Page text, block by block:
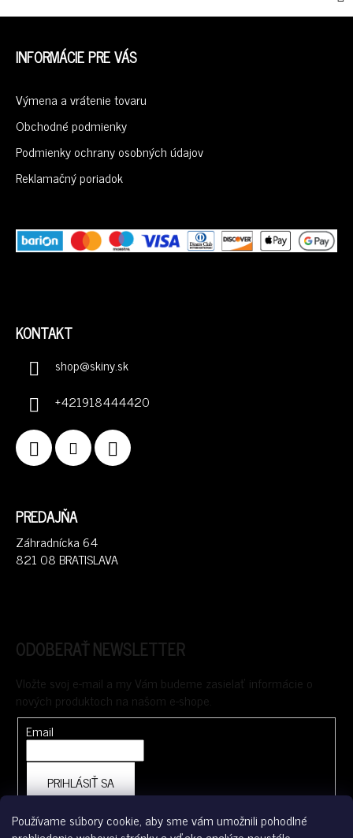
Používame súbory cookie, aby sme vám umožnili pohodlné
Z
INFORMÁCIE PRE VÁS
Výmena a vrátenie tovaru
Obchodné podmienky
Podmienky ochrany osobných údajov
Reklamačný poriadok
KONTAKT
shop@skiny.sk
+421918444420
PREDAJŇA
Záhradnícka 64
821 08 BRATISLAVA
ODOBERAŤ NEWSLETTER
Vložte svoj e-mail a my Vám budeme zasielať informácie o
nových produktoch na našom e-shope.
Email
PRIHLÁSIŤ SA